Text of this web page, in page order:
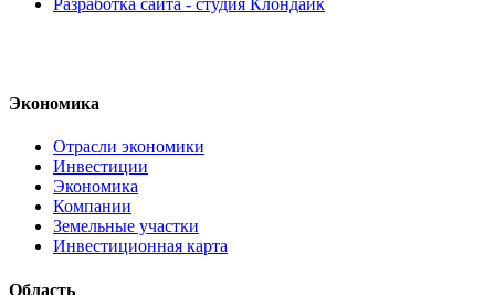
Экономика
Отрасли экономики
Инвестиции
Экономика
Компании
Земельные участки
Инвестиционная карта
Область